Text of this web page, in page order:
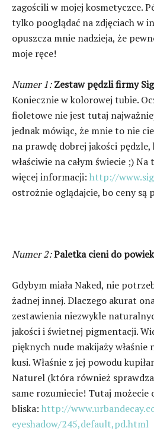
zagościli w mojej kosmetyczce.
tylko pooglądać na zdjęciach w
opuszcza mnie nadzieja, że
moje ręce!
Numer 1:Zestaw pędzli firmy
Koniecznie w kolorowej tubie.
fioletowe nie jest tutaj
jednak mówiąc, że mnie to nie
na prawdę dobrej jakości
właściwie na całym świecie ;)
więcej informacji: http://
ostrożnie oglądajcie, bo ceny są
Numer 2:Paletka cieni do
Gdybym miała Naked, nie
żadnej innej. Dlaczego akurat
zestawienia niezwykle
jakości i świetnej pigmentacji.
pięknych nude makijaży właśnie
kusi. Właśnie z jej powodu
Naturel (która również
same rozumiecie! Tutaj możecie
bliska: http://
eyeshadow/245,default,pd.html